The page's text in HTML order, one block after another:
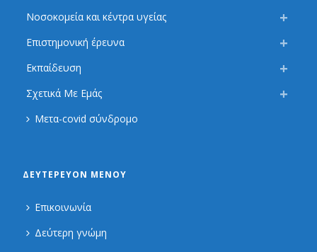
Νοσοκομεία και κέντρα υγείας
Επιστημονική έρευνα
Εκπαίδευση
Σχετικά Με Εμάς
Μετα-covid σύνδρομο
ΔΕΥΤΕΡΕΎΟΝ ΜΕΝΟΎ
Επικοινωνία
Δεύτερη γνώμη